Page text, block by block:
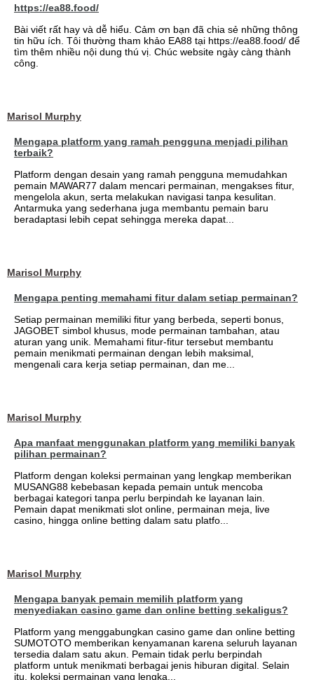
https://ea88.food/
Bài viết rất hay và dễ hiểu. Cảm ơn bạn đã chia sẻ những thông
tin hữu ích. Tôi thường tham khảo EA88 tại https://ea88.food/ để
tìm thêm nhiều nội dung thú vị. Chúc website ngày càng thành
công.
Marisol Murphy
Mengapa platform yang ramah pengguna menjadi pilihan
terbaik?
Platform dengan desain yang ramah pengguna memudahkan
pemain MAWAR77 dalam mencari permainan, mengakses fitur,
mengelola akun, serta melakukan navigasi tanpa kesulitan.
Antarmuka yang sederhana juga membantu pemain baru
beradaptasi lebih cepat sehingga mereka dapat...
Marisol Murphy
Mengapa penting memahami fitur dalam setiap permainan?
Setiap permainan memiliki fitur yang berbeda, seperti bonus,
JAGOBET simbol khusus, mode permainan tambahan, atau
aturan yang unik. Memahami fitur-fitur tersebut membantu
pemain menikmati permainan dengan lebih maksimal,
mengenali cara kerja setiap permainan, dan me...
Marisol Murphy
Apa manfaat menggunakan platform yang memiliki banyak
pilihan permainan?
Platform dengan koleksi permainan yang lengkap memberikan
MUSANG88 kebebasan kepada pemain untuk mencoba
berbagai kategori tanpa perlu berpindah ke layanan lain.
Pemain dapat menikmati slot online, permainan meja, live
casino, hingga online betting dalam satu platfo...
Marisol Murphy
Mengapa banyak pemain memilih platform yang
menyediakan casino game dan online betting sekaligus?
Platform yang menggabungkan casino game dan online betting
SUMOTOTO memberikan kenyamanan karena seluruh layanan
tersedia dalam satu akun. Pemain tidak perlu berpindah
platform untuk menikmati berbagai jenis hiburan digital. Selain
itu, koleksi permainan yang lengka...